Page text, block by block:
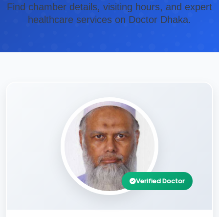
Find chamber details, visiting hours, and expert
healthcare services on Doctor Dhaka.
Verified Doctor